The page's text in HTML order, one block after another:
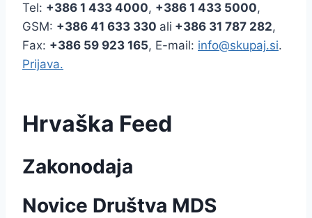
Tel: +386 1 433 4000, +386 1 433 5000,
GSM: +386 41 633 330 ali +386 31 787 282,
Fax: +386 59 923 165, E-mail: info@skupaj.si.
Prijava.
Hrvaška Feed
Zakonodaja
Novice Društva MDS